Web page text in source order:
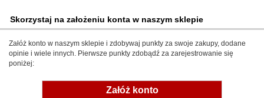
Skorzystaj na założeniu konta w naszym sklepie
Załóż konto w naszym sklepie i zdobywaj punkty za swoje zakupy, dodane
opinie i wiele innych. Pierwsze punkty zdobądź za zarejestrowanie się
poniżej:
Załóż konto